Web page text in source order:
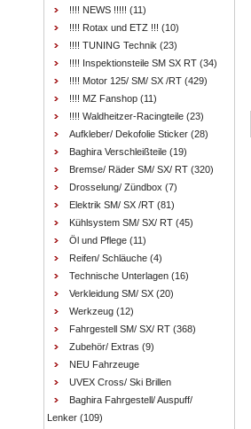
!!!! NEWS !!!!! (11)
!!!! Rotax und ETZ !!! (10)
!!!! TUNING Technik (23)
!!!! Inspektionsteile SM SX RT (34)
!!!! Motor 125/ SM/ SX /RT (429)
!!!! MZ Fanshop (11)
!!!! Waldheitzer-Racingteile (23)
Aufkleber/ Dekofolie Sticker (28)
Baghira Verschleißteile (19)
Bremse/ Räder SM/ SX/ RT (320)
Drosselung/ Zündbox (7)
Elektrik SM/ SX /RT (81)
Kühlsystem SM/ SX/ RT (45)
Öl und Pflege (11)
Reifen/ Schläuche (4)
Technische Unterlagen (16)
Verkleidung SM/ SX (20)
Werkzeug (12)
Fahrgestell SM/ SX/ RT (368)
Zubehör/ Extras (9)
NEU Fahrzeuge
UVEX Cross/ Ski Brillen
Baghira Fahrgestell/ Auspuff/
Lenker (109)